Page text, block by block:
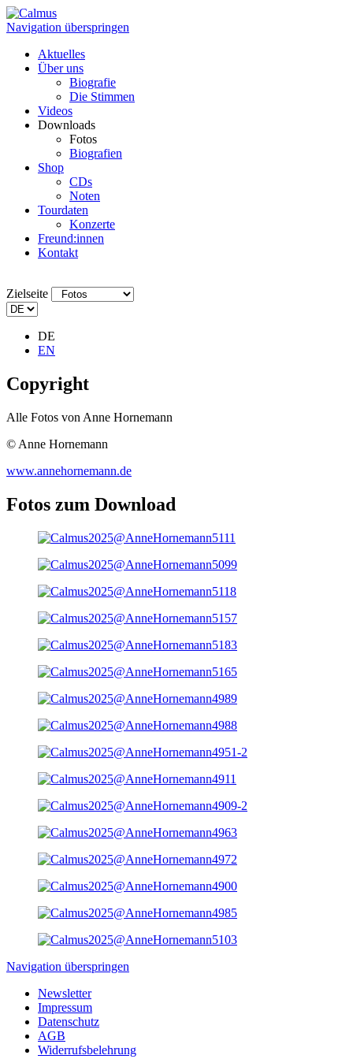
Navigation überspringen
Aktuelles
Über uns
Biografie
Die Stimmen
Videos
Downloads
Fotos
Biografien
Shop
CDs
Noten
Tourdaten
Konzerte
Freund:innen
Kontakt
Zielseite
DE
EN
Copyright
Alle Fotos von Anne Hornemann
© Anne Hornemann
www.annehornemann.de
Fotos zum Download
Navigation überspringen
Newsletter
Impressum
Datenschutz
AGB
Widerrufsbelehrung